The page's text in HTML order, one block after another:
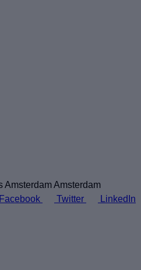
Amsterdam
Facebook Twitter LinkedIn